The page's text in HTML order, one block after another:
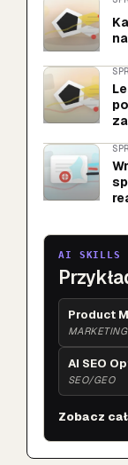
AI SKILLS
Product
MARKETING
AI SEO
SEO/GEO
Zobacz